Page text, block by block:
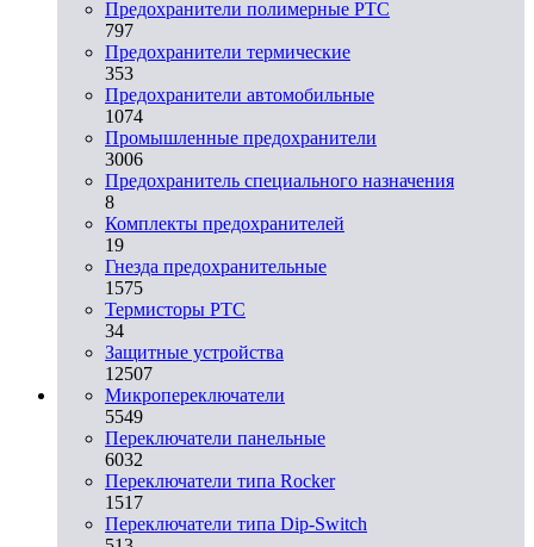
Предохранители полимерные PTC
797
Предохранители термические
353
Предохранители автомобильные
1074
Промышленные предохранители
3006
Предохранитель специального назначения
8
Комплекты предохранителей
19
Гнезда предохранительные
1575
Термисторы PTC
34
Защитные устройства
12507
Микропереключатели
5549
Переключатели панельные
6032
Переключатели типа Rocker
1517
Переключатели типа Dip-Switch